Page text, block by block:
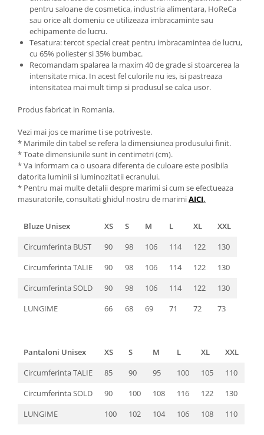
pentru saloane de cosmetica, industria alimentara, HoReCa
sau orice alt domeniu ce utilizeaza imbracaminte sau
echipamente de lucru.
Tesatura: tercot special creat pentru imbracamintea de lucru,
cu 65% poliester si 35% bumbac.
Recomandam spalarea la maxim 40 de grade si stoarcerea la
intensitate mica. In acest fel culorile nu ies, isi pastreaza
intensitatea mai mult timp si produsul se calca usor.
Produs fabricat in Romania.
Vezi mai jos ce marime ti se potriveste.
* Marimile din tabel se refera la dimensiunea produsului finit.
* Toate dimensiunile sunt in centimetri (cm).
* Va informam ca o usoara diferenta de culoare este posibila
datorita luminii si luminozitatii ecranului.
* Pentru mai multe detalii despre marimi si cum se efectueaza
masuratorile, consultati ghidul nostru de marimiAICI.
Bluze Unisex XS S M L XL
XXL
Circumferinta BUST
90 98 106 114 122
130
Circumferinta TALIE
90 98 106 114 122
130
Circumferinta SOLD
90 98 106 114 122
130
LUNGIME
66 68 69 71 72 73
Pantaloni Unisex XS S M L XL
XXL
Circumferinta TALIE
85 90 95 100 105
110
Circumferinta SOLD
90 100 108 116 122
130
LUNGIME
100 102 104 106 108 110